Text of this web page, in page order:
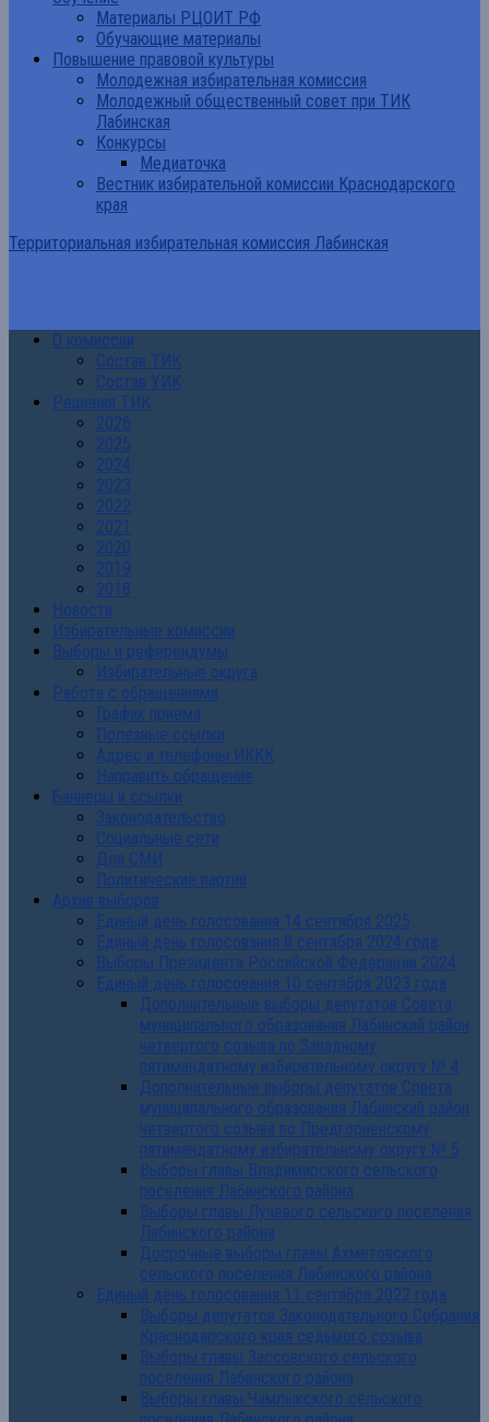
Материалы РЦОИТ РФ
Обучающие материалы
Повышение правовой культуры
Молодежная избирательная комиссия
Молодежный общественный совет при ТИК
Лабинская
Конкурсы
Медиаточка
Вестник избирательной комиссии Краснодарского
края
Территориальная избирательная комиссия Лабинская
О комиссии
Состав ТИК
Состав УИК
Решения ТИК
2026
2025
2024
2023
2022
2021
2020
2019
2018
Новости
Избирательные комиссии
Выборы и референдумы
Избирательные округа
Работа с обращениями
График приема
Полезные ссылки
Адрес и телефоны ИККК
Направить обращение
Баннеры и ссылки
Законодательство
Социальные сети
Для СМИ
Политические партии
Архив выборов
Единый день голосования 14 сентября 2025
Единый день голосования 8 сентября 2024 года
Выборы Президента Российской Федерации 2024
Единый день голосования 10 сентября 2023 года
Дополнительные выборы депутатов Совета
муниципального образования Лабинский район
четвертого созыва по Западному
пятимандатному избирательному округу № 4
Дополнительные выборы депутатов Совета
муниципального образования Лабинский район
четвертого созыва по Предгорненскому
пятимандатному избирательному округу № 5
Выборы главы Владимирского сельского
поселения Лабинского района
Выборы главы Лучевого сельского поселения
Лабинского района
Досрочные выборы главы Ахметовского
сельского поселения Лабинского района
Единый день голосования 11 сентября 2022 года
Выборы депутатов Законодательного Собрания
Краснодарского края седьмого созыва
Выборы главы Зассовского сельского
поселения Лабинского района
Выборы главы Чамлыкского сельского